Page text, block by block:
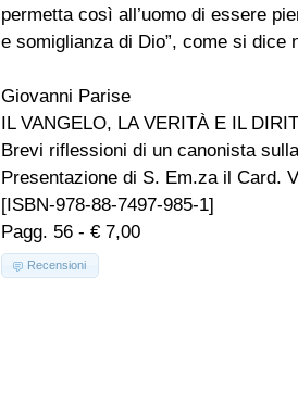
permetta così all’uomo di essere
e somiglianza di Dio”, come si dice
Giovanni Parise
IL VANGELO, LA VERITÀ E IL
Brevi riflessioni di un canonista
Presentazione di S. Em.za il Card.
[ISBN-978-88-7497-985-1]
Pagg. 56 - € 7,00
Recensioni